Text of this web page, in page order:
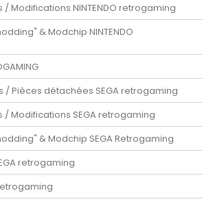
/ Modifications NINTENDO retrogaming
& Modchip NINTENDO
/ Pièces détachées SEGA retrogaming
/ Modifications SEGA retrogaming
& Modchip SEGA Retrogaming
retrogaming